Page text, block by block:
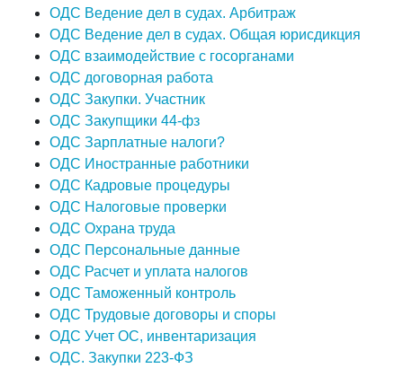
ОДС Ведение дел в судах. Арбитраж
ОДС Ведение дел в судах. Общая юрисдикция
ОДС взаимодействие с госорганами
ОДС договорная работа
ОДС Закупки. Участник
ОДС Закупщики 44-фз
ОДС Зарплатные налоги?
ОДС Иностранные работники
ОДС Кадровые процедуры
ОДС Налоговые проверки
ОДС Охрана труда
ОДС Персональные данные
ОДС Расчет и уплата налогов
ОДС Таможенный контроль
ОДС Трудовые договоры и споры
ОДС Учет ОС, инвентаризация
ОДС. Закупки 223-ФЗ